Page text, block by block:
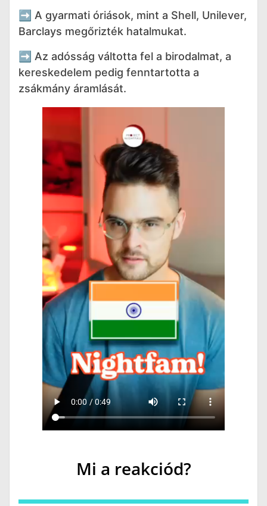
➡️ A gyarmati óriások, mint a Shell, Unilever,
Barclays megőrizték hatalmukat.
➡️ Az adósság váltotta fel a birodalmat, a
kereskedelem pedig fenntartotta a
zsákmány áramlását.
Mi a reakciód?